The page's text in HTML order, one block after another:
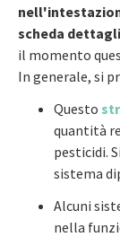
scheda
il momento
In generale, si
Questo
quantità
pesticidi.
sistema
Alcuni
nella